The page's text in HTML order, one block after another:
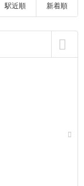
駅近順 新着順